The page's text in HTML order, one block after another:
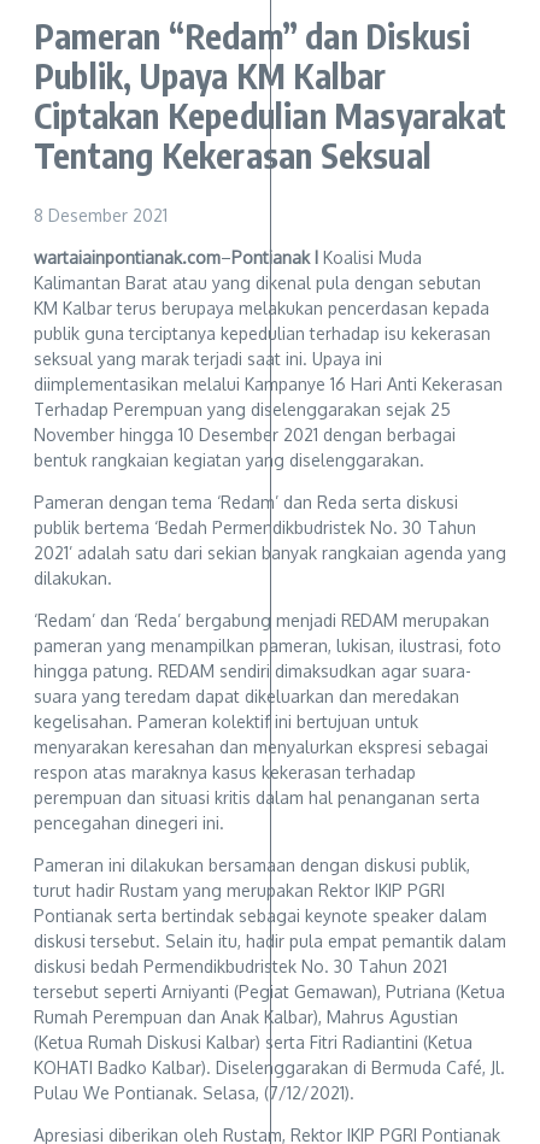
Pameran “Redam” dan Diskusi
Publik, Upaya KM Kalbar
Ciptakan Kepedulian Masyarakat
Tentang Kekerasan Seksual
8 Desember 2021
wartaiainpontianak.com–Pontianak I
Koalisi Muda
Kalimantan Barat atau yang dikenal pula dengan sebutan
KM Kalbar terus berupaya melakukan pencerdasan kepada
publik guna terciptanya kepedulian terhadap isu kekerasan
seksual yang marak terjadi saat ini. Upaya ini
diimplementasikan melalui Kampanye 16 Hari Anti Kekerasan
Terhadap Perempuan yang diselenggarakan sejak 25
November hingga 10 Desember 2021 dengan berbagai
bentuk rangkaian kegiatan yang diselenggarakan.
Pameran dengan tema ‘Redam’ dan Reda serta diskusi
publik bertema ‘Bedah Permendikbudristek No. 30 Tahun
2021’ adalah satu dari sekian banyak rangkaian agenda yang
dilakukan.
‘Redam’ dan ‘Reda’ bergabung menjadi REDAM merupakan
pameran yang menampilkan pameran, lukisan, ilustrasi, foto
hingga patung. REDAM sendiri dimaksudkan agar suara-
suara yang teredam dapat dikeluarkan dan meredakan
kegelisahan. Pameran kolektif ini bertujuan untuk
menyarakan keresahan dan menyalurkan ekspresi sebagai
respon atas maraknya kasus kekerasan terhadap
perempuan dan situasi kritis dalam hal penanganan serta
pencegahan dinegeri ini.
Pameran ini dilakukan bersamaan dengan diskusi publik,
turut hadir Rustam yang merupakan Rektor IKIP PGRI
Pontianak serta bertindak sebagai keynote speaker dalam
diskusi tersebut. Selain itu, hadir pula empat pemantik dalam
diskusi bedah Permendikbudristek No. 30 Tahun 2021
tersebut seperti Arniyanti (Pegiat Gemawan), Putriana (Ketua
Rumah Perempuan dan Anak Kalbar), Mahrus Agustian
(Ketua Rumah Diskusi Kalbar) serta Fitri Radiantini (Ketua
KOHATI Badko Kalbar). Diselenggarakan di Bermuda Café, Jl.
Pulau We Pontianak. Selasa, (7/12/2021).
Apresiasi diberikan oleh Rustam, Rektor IKIP PGRI Pontianak